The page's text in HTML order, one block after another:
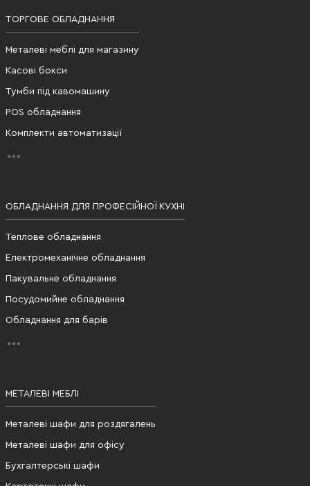
ТОРГОВЕ ОБЛАДНАННЯ
Металеві меблі для магазину
Касові бокси
Тумби під кавомашину
POS обладнання
Комплекти автоматизації
ОБЛАДНАННЯ ДЛЯ ПРОФЕСІЙНОЇ КУХНІ
Теплове обладнання
Електромеханічне обладнання
Пакувальне обладнання
Посудомийне обладнання
Обладнання для барів
МЕТАЛЕВІ МЕБЛІ
Металеві шафи для роздягалень
Металеві шафи для офісу
Бухгалтерські шафи